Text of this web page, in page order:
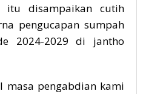
itu disampaikan cutih
pengucapan sumpah
2024-2029 di jantho
masa pengabdian kami